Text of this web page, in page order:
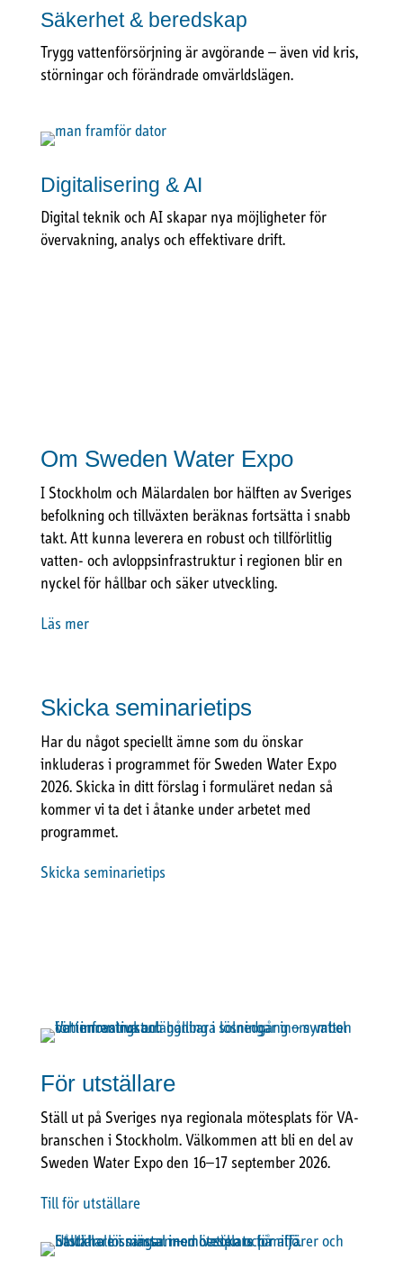
Säkerhet & beredskap
Trygg vattenförsörjning är avgörande – även vid kris,
störningar och förändrade omvärldslägen.
Digitalisering & AI
Digital teknik och AI skapar nya möjligheter för
övervakning, analys och effektivare drift.
Om Sweden Water Expo
I Stockholm och Mälardalen bor hälften av Sveriges
befolkning och tillväxten beräknas fortsätta i snabb
takt. Att kunna leverera en robust och tillförlitlig
vatten- och avloppsinfrastruktur i regionen blir en
nyckel för hållbar och säker utveckling.
Läs mer
Skicka seminarietips
Har du något speciellt ämne som du önskar
inkluderas i programmet för Sweden Water Expo
2026. Skicka in ditt förslag i formuläret nedan så
kommer vi ta det i åtanke under arbetet med
programmet.
Skicka seminarietips
För utställare
Ställ ut på Sveriges nya regionala mötesplats för VA-
branschen i Stockholm. Välkommen att bli en del av
Sweden Water Expo den 16–17 september 2026.
Till för utställare